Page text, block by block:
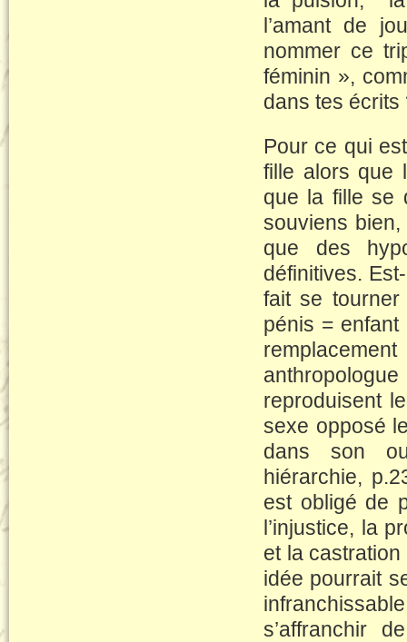
l’amant de
nommer ce
féminin »,
dans tes
Pour ce qui
fille alors que
que la fille se
souviens
que des
définitives.
fait se
pénis = enfant
reproduisent
sexe opposé
dans son
hiérarchie,
est obligé de
l’injustice, la
et la castration
idée pourrait
s’affranchir